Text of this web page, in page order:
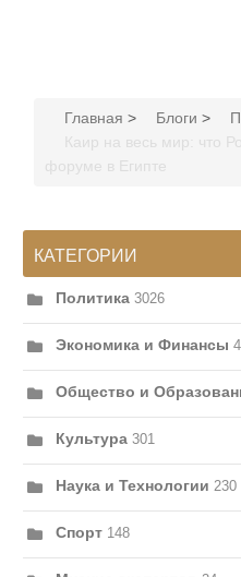
Главная > Блоги >
Каир на весь мир: что
форуме в Египте
КАТЕГОРИИ
Политика 3026
Экономика и Финансы
Общество и
Культура 301
Наука и Технологии 230
Спорт 148